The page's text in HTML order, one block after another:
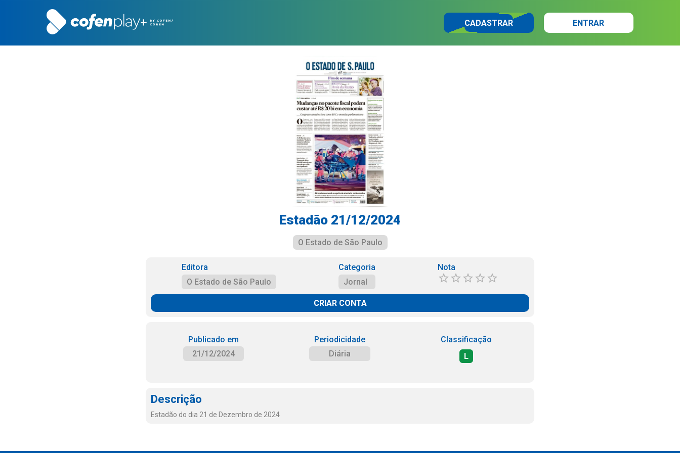
CADASTRAR ENTRAR
Estadão 21/12/2024
O Estado de São Paulo
Editora
O Estado de São Paulo
Categoria
Jornal
Nota
CRIAR CONTA
Publicado em
21/12/2024
Periodicidade
Diária
Classificação
L
Descrição
Estadão do dia 21 de Dezembro de 2024